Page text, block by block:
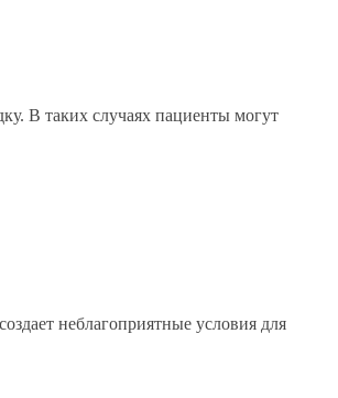
В таких случаях пациенты могут
неблагоприятные условия для